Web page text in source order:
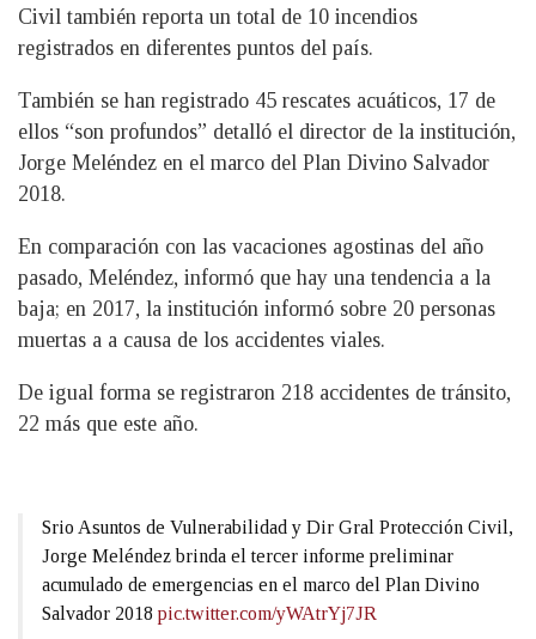
Civil también reporta un total de 10 incendios
registrados en diferentes puntos del país.
También se han registrado 45 rescates acuáticos, 17 de
ellos “son profundos” detalló el director de la institución,
Jorge Meléndez en el marco del Plan Divino Salvador
2018.
En comparación con las vacaciones agostinas del año
pasado, Meléndez, informó que hay una tendencia a la
baja; en 2017, la institución informó sobre 20 personas
muertas a a causa de los accidentes viales.
De igual forma se registraron 218 accidentes de tránsito,
22 más que este año.
Srio Asuntos de Vulnerabilidad y Dir Gral Protección Civil,
Jorge Meléndez brinda el tercer informe preliminar
acumulado de emergencias en el marco del Plan Divino
Salvador 2018 pic.twitter.com/yWAtrYj7JR